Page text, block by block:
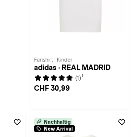
Fanshirt · Kinder
adidas · REAL MADRID
(1) 1
CHF 30,99
Nachhaltig
New Arrival